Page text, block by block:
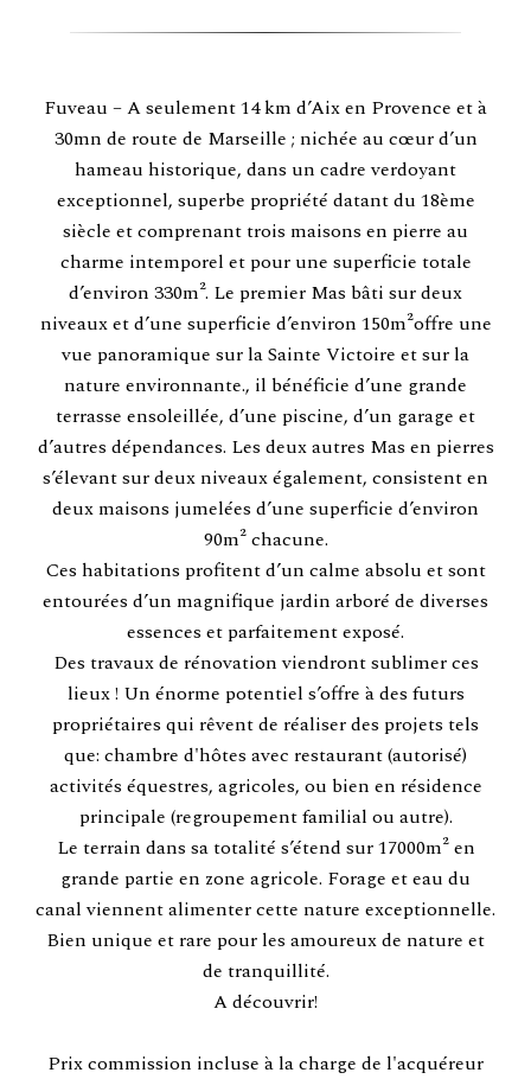
Fuveau – A seulement 14 km d’Aix en Provence et à
30mn de route de Marseille ; nichée au cœur d’un
hameau historique, dans un cadre verdoyant
exceptionnel, superbe propriété datant du 18ème
siècle et comprenant trois maisons en pierre au
charme intemporel et pour une superficie totale
d’environ 330m². Le premier Mas bâti sur deux
niveaux et d’une superficie d’environ 150m²offre une
vue panoramique sur la Sainte Victoire et sur la
nature environnante., il bénéficie d’une grande
terrasse ensoleillée, d’une piscine, d’un garage et
d’autres dépendances. Les deux autres Mas en pierres
s’élevant sur deux niveaux également, consistent en
deux maisons jumelées d’une superficie d’environ
90m² chacune.
Ces habitations profitent d’un calme absolu et sont
entourées d’un magnifique jardin arboré de diverses
essences et parfaitement exposé.
Des travaux de rénovation viendront sublimer ces
lieux ! Un énorme potentiel s’offre à des futurs
propriétaires qui rêvent de réaliser des projets tels
que: chambre d'hôtes avec restaurant (autorisé)
activités équestres, agricoles, ou bien en résidence
principale (regroupement familial ou autre).
Le terrain dans sa totalité s’étend sur 17000m² en
grande partie en zone agricole. Forage et eau du
canal viennent alimenter cette nature exceptionnelle.
Bien unique et rare pour les amoureux de nature et
de tranquillité.
A découvrir!
Prix commission incluse à la charge de l'acquéreur